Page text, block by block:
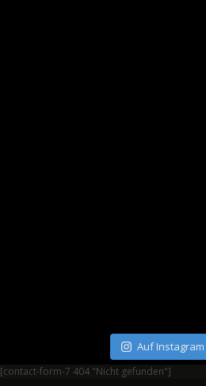
Auf
[contact-form-7 404 "Nicht gefunden"]